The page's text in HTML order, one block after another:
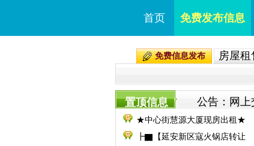
首页 免费发布信息
免费信息发布 房屋租
置顶信息 公告：网上
★中心街慧源大厦现房出租★
┣▇【延安新区寇火锅店转让